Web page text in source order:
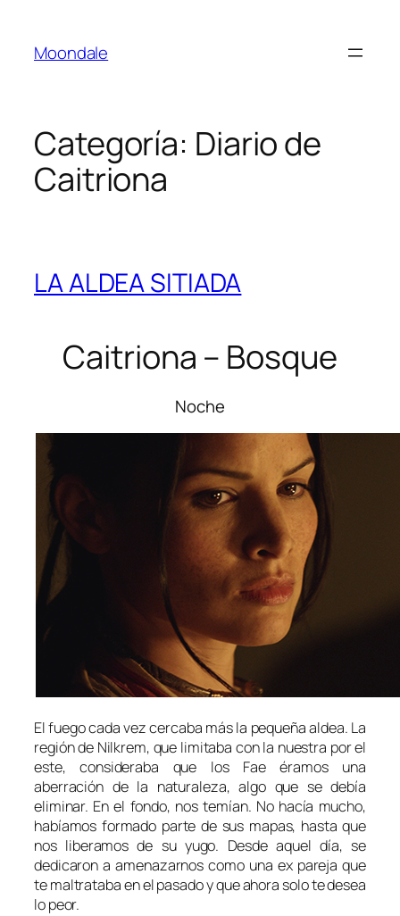
contenido
Moondale
Categoría: Diario de
Caitriona
LA ALDEA SITIADA
Caitriona – Bosque
Noche
El fuego cada vez cercaba más la pequeña aldea. La
región de Nilkrem, que limitaba con la nuestra por el
este, consideraba que los Fae éramos una
aberración de la naturaleza, algo que se debía
eliminar. En el fondo, nos temían. No hacía mucho,
habíamos formado parte de sus mapas, hasta que
nos liberamos de su yugo. Desde aquel día, se
dedicaron a amenazarnos como una ex pareja que
te maltrataba en el pasado y que ahora solo te desea
lo peor.